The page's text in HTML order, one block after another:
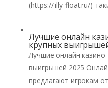
(https://lilly-float.ru/)
Лучшие онлайн
крупных
Лучшие онлайн казино
выигрышей 2025
предлагают игрокам